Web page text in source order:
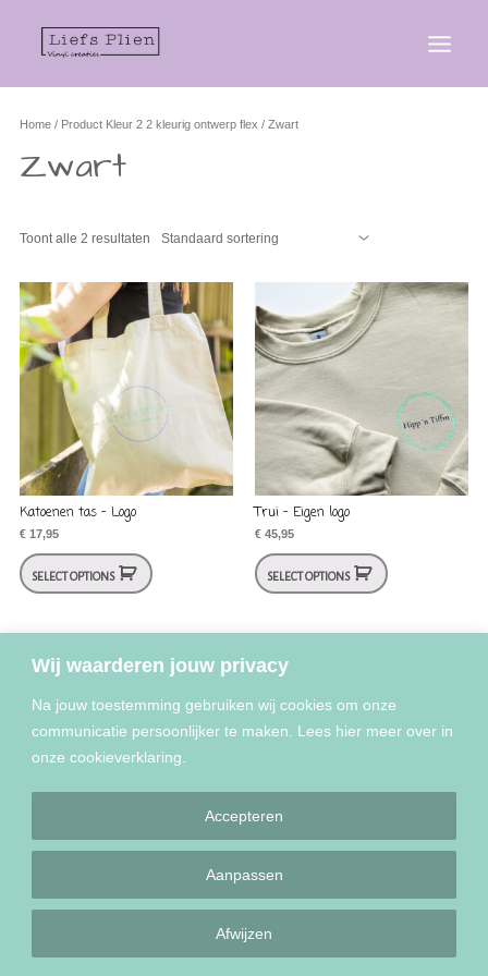
Wij waarderen jouw privacy
Na jouw toestemming gebruiken wij cookies om onze
communicatie persoonlijker te maken. Lees hier meer over in
onze cookieverklaring.
Aanpassen
Afwijzen
Accepteren
Home / Product Kleur 2 2 kleurig ontwerp flex / Zwart
Zwart
Toont alle 2 resultaten
Katoenen tas – Logo
€ 17,95
SELECT OPTIONS
Trui – Eigen logo
€ 45,95
SELECT OPTIONS
Copyright © 2022 - 2025 Liefs Plien